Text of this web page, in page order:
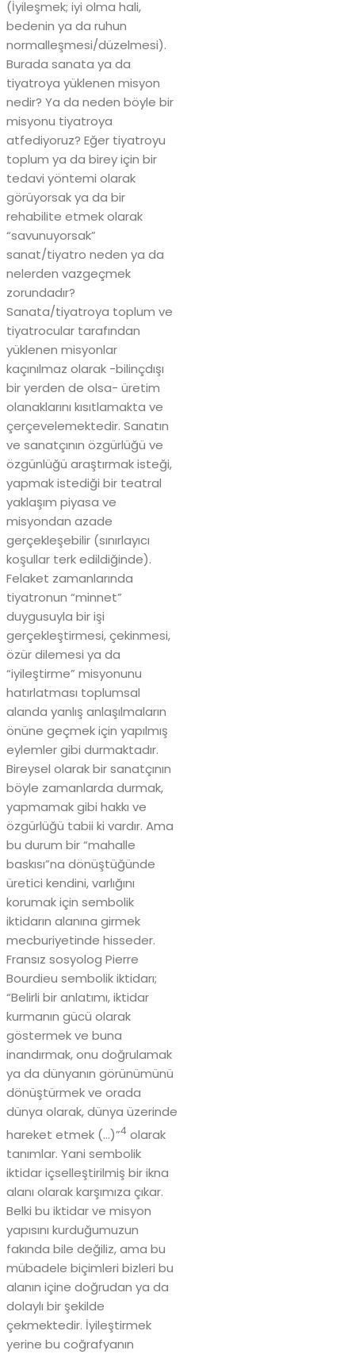
(İyileşmek; iyi olma hali,
bedenin ya da ruhun
normalleşmesi/düzelmesi).
Burada sanata ya da
tiyatroya yüklenen misyon
nedir? Ya da neden böyle bir
misyonu tiyatroya
atfediyoruz? Eğer tiyatroyu
toplum ya da birey için bir
tedavi yöntemi olarak
görüyorsak ya da bir
rehabilite etmek olarak
“savunuyorsak”
sanat/tiyatro neden ya da
nelerden vazgeçmek
zorundadır?
Sanata/tiyatroya toplum ve
tiyatrocular tarafından
yüklenen misyonlar
kaçınılmaz olarak -bilinçdışı
bir yerden de olsa- üretim
olanaklarını kısıtlamakta ve
çerçevelemektedir. Sanatın
ve sanatçının özgürlüğü ve
özgünlüğü araştırmak isteği,
yapmak istediği bir teatral
yaklaşım piyasa ve
misyondan azade
gerçekleşebilir (sınırlayıcı
koşullar terk edildiğinde).
Felaket zamanlarında
tiyatronun “minnet”
duygusuyla bir işi
gerçekleştirmesi, çekinmesi,
özür dilemesi ya da
“iyileştirme” misyonunu
hatırlatması toplumsal
alanda yanlış anlaşılmaların
önüne geçmek için yapılmış
eylemler gibi durmaktadır.
Bireysel olarak bir sanatçının
böyle zamanlarda durmak,
yapmamak gibi hakkı ve
özgürlüğü tabii ki vardır. Ama
bu durum bir “mahalle
baskısı”na dönüştüğünde
üretici kendini, varlığını
korumak için sembolik
iktidarın alanına girmek
mecburiyetinde hisseder.
Fransız sosyolog Pierre
Bourdieu sembolik iktidarı;
“Belirli bir anlatımı, iktidar
kurmanın gücü olarak
göstermek ve buna
inandırmak, onu doğrulamak
ya da dünyanın görünümünü
dönüştürmek ve orada
dünya olarak, dünya üzerinde
hareket etmek (…)”4 olarak
tanımlar. Yani sembolik
iktidar içselleştirilmiş bir ikna
alanı olarak karşımıza çıkar.
Belki bu iktidar ve misyon
yapısını kurduğumuzun
fakında bile değiliz, ama bu
mübadele biçimleri bizleri bu
alanın içine doğrudan ya da
dolaylı bir şekilde
çekmektedir. İyileştirmek
yerine bu coğrafyanın